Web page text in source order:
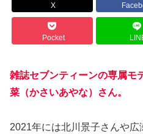
X
Pocket
雑誌セブンティーンの専属モ
菜（かさいあやな）さん。
2021年には北川景子さんや広